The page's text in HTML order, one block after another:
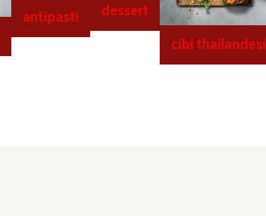
antipasti dessert
cibi thailandesi